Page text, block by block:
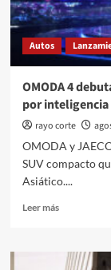
Autos
OMODA 4
por
rayo corte
OMODA y
SUV compacto
Asiático....
Leer másLeer
OMODA